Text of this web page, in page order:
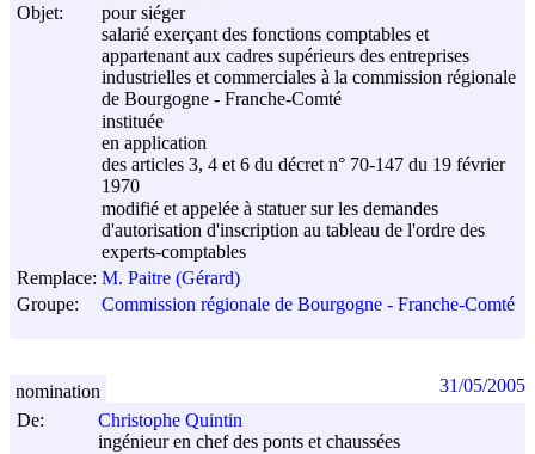
Objet:
pour siéger
salarié exerçant des fonctions comptables et
appartenant aux cadres supérieurs des entreprises
industrielles et commerciales à la commission régionale
de Bourgogne - Franche-Comté
instituée
en application
des articles 3, 4 et 6 du décret n° 70-147 du 19 février
1970
modifié et appelée à statuer sur les demandes
d'autorisation d'inscription au tableau de l'ordre des
experts-comptables
Remplace: M. Paitre (Gérard)
Groupe:
Commission régionale de Bourgogne - Franche-Comté
De:
Christophe Quintin
ingénieur en chef des ponts et chaussées
nomination 31/05/2005